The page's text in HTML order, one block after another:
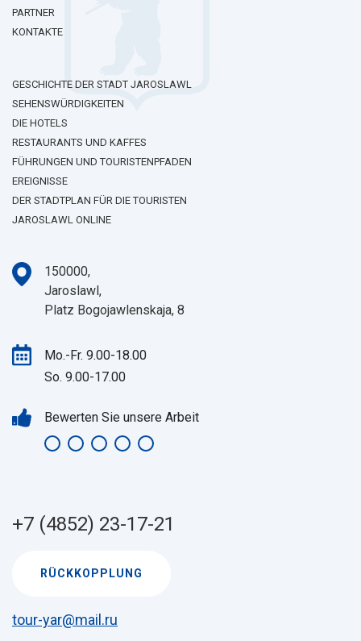
PARTNER
KONTAKTE
GESCHICHTE DER STADT JAROSLAWL
SEHENSWÜRDIGKEITEN
DIE HOTELS
RESTAURANTS UND KAFFES
FÜHRUNGEN UND TOURISTENPFADEN
EREIGNISSE
DER STADTPLAN FÜR DIE TOURISTEN
JAROSLAWL ONLINE
150000,
Jaroslawl,
Platz Bogojawlenskaja, 8
Mo.-Fr. 9.00-18.00
So. 9.00-17.00
Bewerten Sie unsere Arbeit
+7 (4852) 23-17-21
RÜCKKOPPLUNG
tour-yar@mail.ru